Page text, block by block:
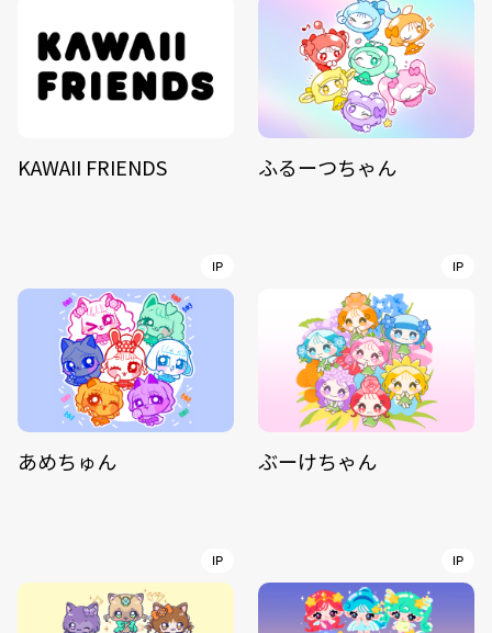
KAWAII FRIENDS ふるーつちゃん
IP
あめちゅん
IP
ぶーけちゃん
IP IP